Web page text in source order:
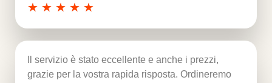
★ ★ ★ ★ ★
Il servizio è stato eccellente e anche i prezzi,
grazie per la vostra rapida risposta. Ordineremo